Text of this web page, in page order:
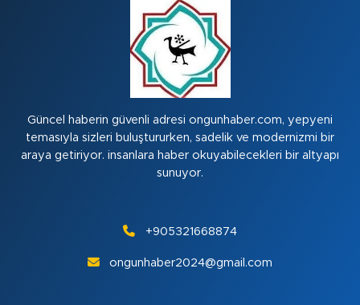
Güncel haberin güvenli adresi ongunhaber.com, yepyeni
temasıyla sizleri buluştururken, sadelik ve modernizmi bir
araya getiriyor. insanlara haber okuyabilecekleri bir altyapı
sunuyor.
+905321668874
ongunhaber2024@gmail.com